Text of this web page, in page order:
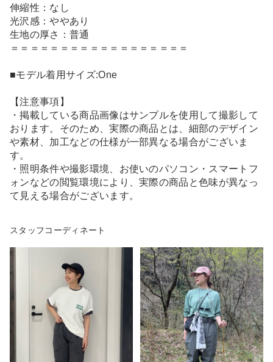
伸縮性：なし
光沢感：ややあり
生地の厚さ：普通
＝＝＝＝＝＝＝＝＝＝＝＝＝＝＝＝＝＝
■モデル着用サイズ:One
【注意事項】
・掲載している商品画像はサンプルを使用して撮影して
おります。そのため、実際の商品とは、細部のデザイン
や素材、加工などの仕様が一部異なる場合がございま
す。
・照明条件や撮影環境、お使いのパソコン・スマートフ
ォンなどの閲覧環境により、実際の商品と色味が異なっ
て見える場合がございます。
スタッフコーディネート